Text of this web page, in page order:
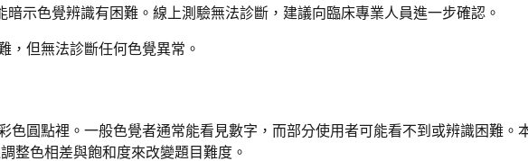
暗示色覺辨識有困難。線上測驗無法診斷，建議向臨床專業人員進一步確認。
，但無法診斷任何色覺異常。
色圓點裡。一般色覺者通常能看見數字，而部分使用者可能看不到或辨識困難。
調整色相差與飽和度來改變題目難度。